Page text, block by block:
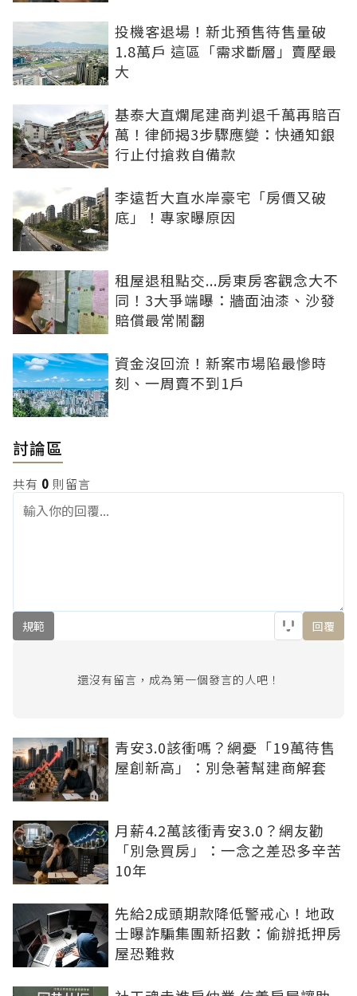
投機客退場！新北預售待售量破
1.8萬戶 這區「需求斷層」賣壓最
大
基泰大直爛尾建商判退千萬再賠百
萬！律師揭3步驟應變：快通知銀
行止付搶救自備款
李遠哲大直水岸豪宅「房價又破
底」！專家曝原因
租屋退租點交...房東房客觀念大不
同！3大爭端曝：牆面油漆、沙發
賠償最常鬧翻
資金沒回流！新案市場陷最慘時
刻、一周賣不到1戶
討論區
共有 0 則留言
規範 回覆
還沒有留言，成為第一個發言的人吧！
青安3.0該衝嗎？網憂「19萬待售
屋創新高」：別急著幫建商解套
月薪4.2萬該衝青安3.0？網友勸
「別急買房」：一念之差恐多辛苦
10年
先給2成頭期款降低警戒心！地政
士曝詐騙集團新招數：偷辦抵押房
屋恐難救